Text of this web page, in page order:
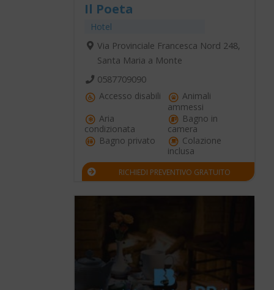
Il Poeta
Hotel
Via Provinciale Francesca Nord 248,
Santa Maria a Monte
0587709090
Accesso disabili
Animali
ammessi
Aria
condizionata
Bagno in
camera
Bagno privato
Colazione
inclusa
RICHIEDI PREVENTIVO GRATUITO